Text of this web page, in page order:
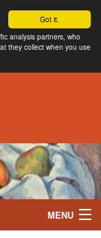
Got it.
analysis partners, who
they collect when you use
MENU